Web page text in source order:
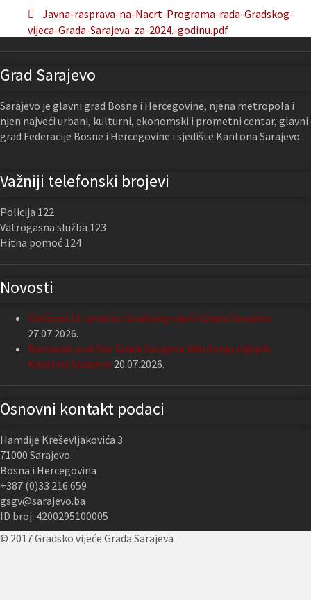
Javna-rasprava-na-Nacrt-Programa-rada-Gradskog-
vijeca-Grada-Sarajeva-za-2024.-godinu.pdf
Grad Sarajevo
Sarajevo je glavni grad Bosne i Hercegovine, njena metropola i
njen najveći urbani, kulturni, ekonomski i prometni centar, glavni
grad Federacije Bosne i Hercegovine i sjedište Kantona Sarajevo.
Važniji telefonski brojevi
Policija 122
Vatrogasna služba 123
Hitna pomoć 124
Novosti
Održana 13. sjednica Gradskog vijeća Grada Sarajeva
27.07.2026.
Nastavak podrške Grada Sarajeva Udruženju slijepih
Kantona Sarajevo 20.07.2026.
Osnovni kontakt podaci
Hamdije Kreševljakovića 3
71000 Sarajevo
Bosna i Hercegovina
+387 (0)33 216 659
gsgv@sarajevo.ba
ID broj: 4200295100005
© 2017 Gradsko vijeće Grada Sarajeva